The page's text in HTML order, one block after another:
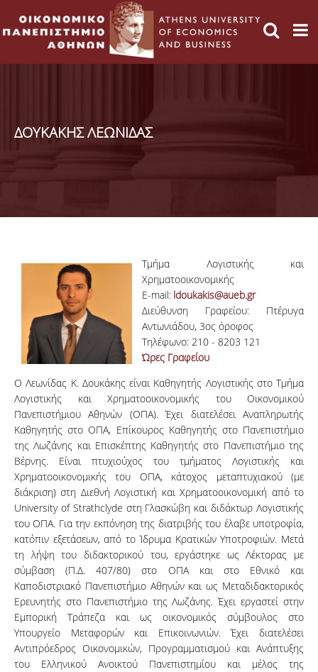
ΔΟΥΚΑΚΗΣ ΛΕΩΝΙΔΑΣ
Τμήμα Λογιστικής και
Χρηματοοικονομικής
E-mail: ldoukakis@aueb.gr
Διεύθυνση Γραφείου: Πτέρυγα
Αντωνιάδου, 3ος όροφος
Τηλέφωνο: 210 - 8203 121
Ώρες Γραφείου
Ο Λεωνίδας Κ. Δουκάκης είναι Καθηγητής Λογιστικής στο Τμήμα
Λογιστικής και Χρηματοοικονομικής του Οικονομικού
Πανεπιστήμιου Αθηνών (ΟΠΑ). Έχει διατελέσει Αναπληρωτής
Καθηγητής στο ΟΠΑ, Επίκουρος Καθηγητής στο Πανεπιστήμιο
της Λωζάνης και Επισκέπτης Καθηγητής στο Πανεπιστήμιο της
Βέρνης. Είναι πτυχιούχος του τμήματος Λογιστικής και
Χρηματοοικονομικής του ΟΠΑ, κάτοχος μεταπτυχιακού (με
διάκριση) στη Διεθνή Λογιστική και Χρηματοοικονομική από το
University of Strathclyde στη Γλασκώβη και διδάκτωρ Λογιστικής
του ΟΠΑ. Για την εκπόνηση της διατριβής του έλαβε υποτροφία,
κατόπιν εξετάσεων, από το Ίδρυμα Κρατικών Υποτροφιών. Μετά
τη λήψη του διδακτορικού του, εργάστηκε ως Λέκτορας με
σύμβαση (Π.Δ. 407/80) στο ΟΠΑ και στο Εθνικό και
Καποδιστριακό Πανεπιστήμιο Αθηνών και ως Μεταδιδακτορικός
Ερευνητής στο Πανεπιστήμιο της Λωζάνης. Έχει εργαστεί στην
Εμπορική Τράπεζα και ως οικονομικός σύμβουλος στο
Υπουργείο Μεταφορών και Επικοινωνιών. Έχει διατελέσει
Αντιπρόεδρος Οικονομικών, Προγραμματισμού και Ανάπτυξης
του Ελληνικού Ανοικτού Πανεπιστημίου και μέλος της